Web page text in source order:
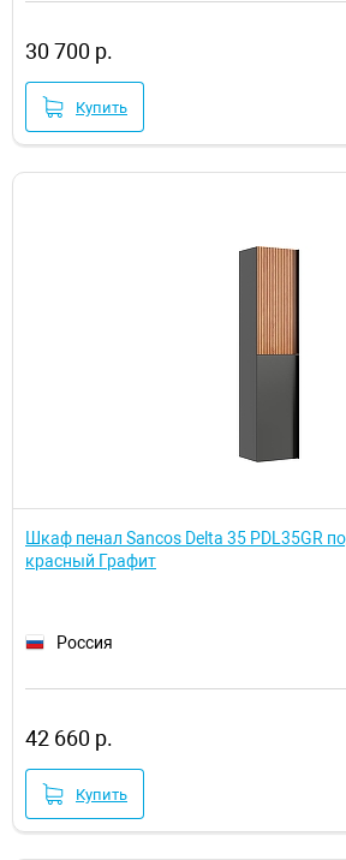
30 700 р.
Купить
Шкаф пенал Sancos Delta 35 PDL35GR
красный Графит
Россия
42 660 р.
Купить